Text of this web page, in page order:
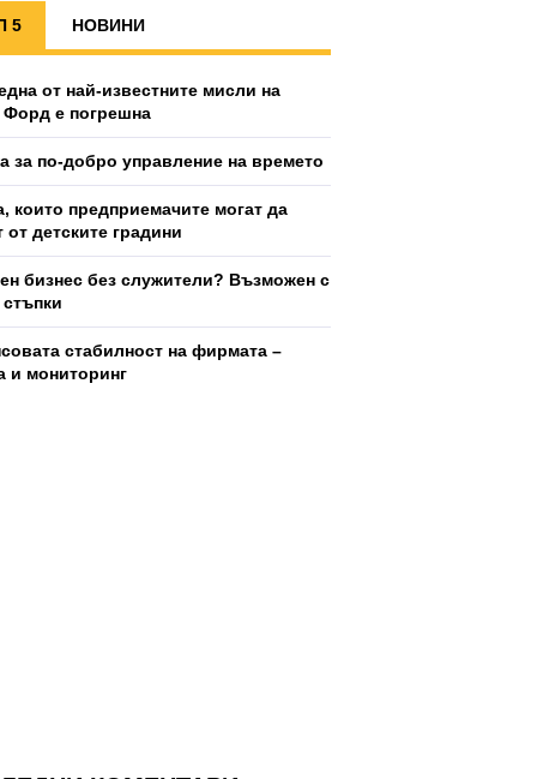
5 НОВИНИ
от най-известните мисли на
Форд е погрешна
за по-добро управление на времето
които предприемачите могат да
от детските градини
бизнес без служители? Възможен с
стъпки
стабилност на фирмата –
и мониторинг